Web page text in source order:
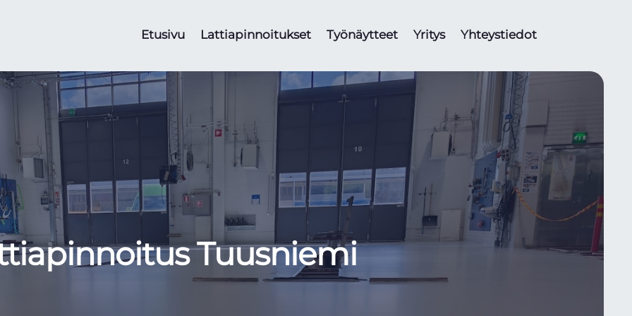
Etusivu Lattiapinnoitukset Työnäytteet Yritys Yhteystiedot
Tuusniemi